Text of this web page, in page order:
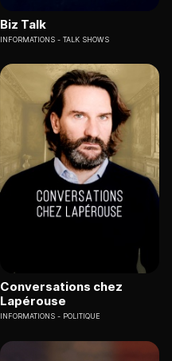
Biz Talk
INFORMATIONS TALK SHOWS
Conversations chez
Lapérouse
INFORMATIONS POLITIQUE